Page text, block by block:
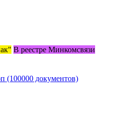
В реестре Минкомсвязи
(100000 документов)